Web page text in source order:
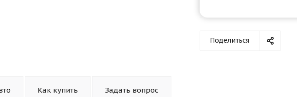
каждые 2 недели
Поделиться
Как купить Задать вопрос